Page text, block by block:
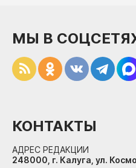
МЫ В
КОНТАКТЫ
АДРЕС РЕДАКЦИИ
248000, г. Калуга, ул.